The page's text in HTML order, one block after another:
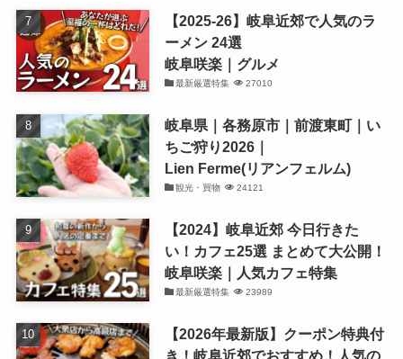
【2025-26】岐阜近郊で人気のラ
ーメン 24選
岐阜咲楽｜グルメ
最新厳選特集 27010
岐阜県｜各務原市｜前渡東町｜い
ちご狩り2026｜
Lien Ferme(リアンフェルム)
観光・買物 24121
【2024】岐阜近郊 今日行きた
い！カフェ25選 まとめて大公開！
岐阜咲楽｜人気カフェ特集
最新厳選特集 23989
【2026年最新版】クーポン特典付
き！岐阜近郊でおすすめ！人気の